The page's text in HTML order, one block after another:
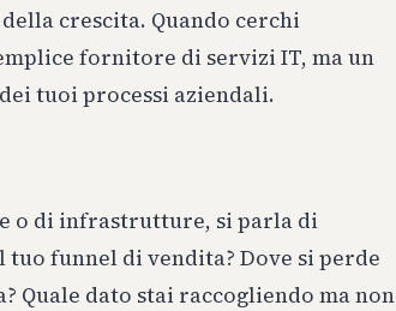
crescita. Quando cerchi
fornitore di servizi IT, ma un
tuoi processi aziendali.
o di infrastrutture, si parla di
funnel di vendita? Dove si perde
Quale dato stai raccogliendo ma non